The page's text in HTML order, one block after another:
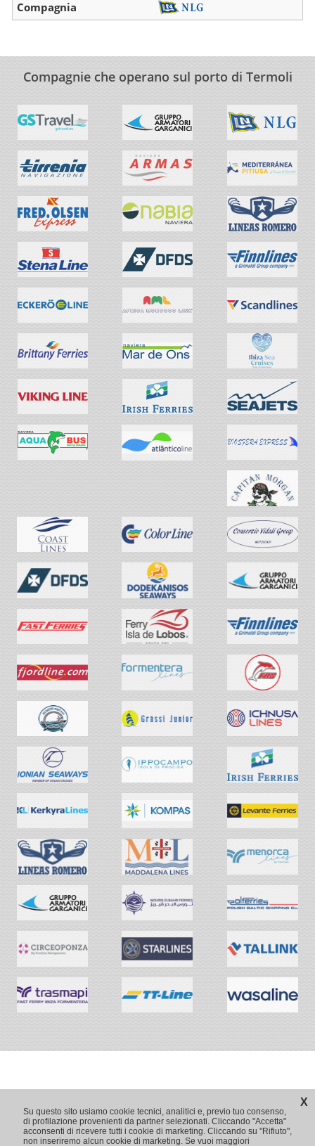
Compagnie che operano sul porto di Termoli
X
Su questo sito usiamo cookie tecnici, analitici e, previo tuo consenso,
di profilazione provenienti da partner selezionati. Cliccando "Accetta"
acconsenti di ricevere tutti i cookie di marketing. Cliccando su "Rifiuto",
non inseriremo alcun cookie di marketing. Se vuoi maggiori